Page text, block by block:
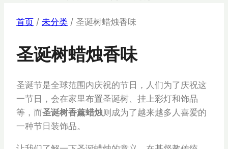
首页 / 未分类 / 圣诞树蜡烛香味
圣诞树蜡烛香味
圣诞节是全球范围内庆祝的节日，人们为了庆祝这
一节日，会在家里布置圣诞树、挂上彩灯和饰品
等，而圣诞树香薰蜡烛则成为了越来越多人喜爱的
一种节日装饰品。